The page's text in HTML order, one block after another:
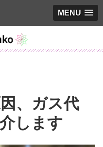
MENU
、ガス代
します